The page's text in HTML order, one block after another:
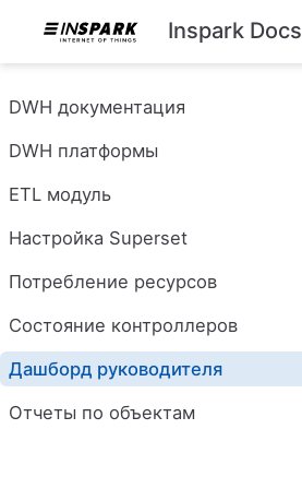
Перейти к основному содержанию
Inspark Docs
DWH документация
DWH платформы
ETL модуль
Настройка Superset
Потребление ресурсов
Состояние контроллеров
Дашборд руководителя
Отчеты по объектам